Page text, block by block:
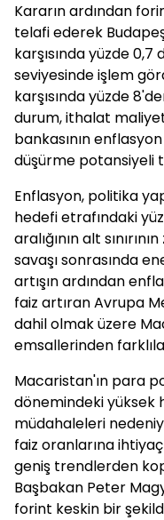
Kararın ardından
telafi ederek
karşısında yüzde
seviyesinde işlem
karşısında yüzde
durum, ithalat
bankasının
düşürme potansiyeli
Enflasyon, politika
hedefi etrafındaki
aralığının alt
savaşı sonrasında
artışın ardından
faiz artıran Avrupa
dahil olmak üzere
emsallerinden
Macaristan'ın para
dönemindeki
müdahaleleri
faiz oranlarına
geniş trendlerden
Başbakan Peter
forint keskin bir